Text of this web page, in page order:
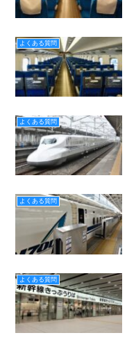
よくある質問
よくある質問
よくある質問
よくある質問